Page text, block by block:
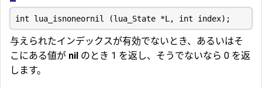
与えられたインデックスが有効でないとき、あるいはそ
こにある値が nil のとき 1 を返し、そうでないなら 0 を返
します。